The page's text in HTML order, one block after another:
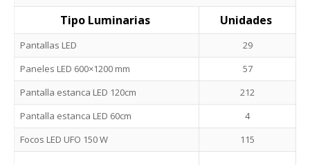
Tipo Luminarias Unidades
Pantallas LED
29
Paneles LED 600×1200 mm
57
Pantalla estanca LED 120cm
212
Pantalla estanca LED 60cm
4
Focos LED UFO 150 W
115